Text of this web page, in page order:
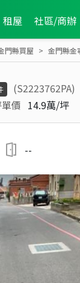
租屋 社區/商辦
門縣買屋 金門縣金
(S2223762PA)
價 14.9萬/坪
--